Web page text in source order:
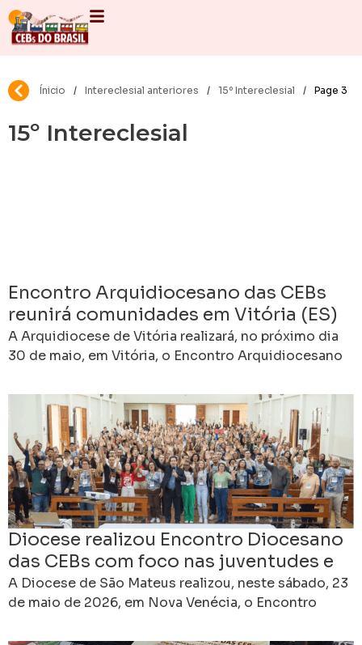
Ínicio / Intereclesial anteriores / 15º Intereclesial / Page 3
15º Intereclesial
Encontro Arquidiocesano das CEBs
reunirá comunidades em Vitória (ES)
em caminhada de fé, missão e
esperança
A Arquidiocese de Vitória realizará, no próximo dia
30 de maio, em Vitória, o Encontro Arquidiocesano
reunindo representantes
Diocese realizou Encontro Diocesano
das CEBs com foco nas juventudes e
na missão evangelizadora
A Diocese de São Mateus realizou, neste sábado, 23
de maio de 2026, em Nova Venécia, o Encontro